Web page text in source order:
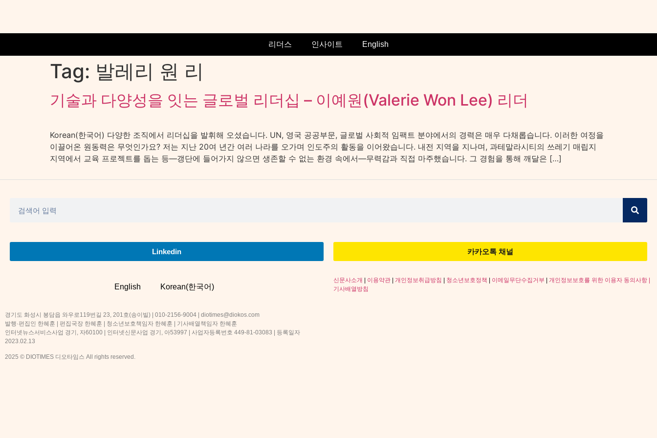
리더스 인사이트 English
Tag: 발레리 원 리
기술과 다양성을 잇는 글로벌 리더십 – 이예원(Valerie Won Lee) 리더
Korean(한국어) 다양한 조직에서 리더십을 발휘해 오셨습니다. UN, 영국 공공부문, 글로벌 사회적 임팩트 분야에서의 경력은 매우 다채롭습니다. 이러한 여정을
이끌어온 원동력은 무엇인가요? 저는 지난 20여 년간 여러 나라를 오가며 인도주의 활동을 이어왔습니다. 내전 지역을 지나며, 과테말라시티의 쓰레기 매립지
지역에서 교육 프로젝트를 돕는 등—갱단에 들어가지 않으면 생존할 수 없는 환경 속에서—무력감과 직접 마주했습니다. 그 경험을 통해 깨달은 […]
Linkedin 카카오톡 채널
English Korean(한국어)
신문사소개 이용약관 개인정보취급방침 청소년보호정책 이메일무단수집거부
개인정보보호를 위한 이용자 동의사항 |
기사배열방침
경기도 화성시 봉담읍 와우로119번길 23, 201호(송이빌) | 010-2156-9004 | diotimes@diokos.com
발행·편집인 한혜훈 | 편집국장 한혜훈 | 청소년보호책임자 한혜훈 | 기사배열책임자 한혜훈
인터넷뉴스서비스사업 경기, 자60100 | 인터넷신문사업 경기, 아53997 | 사업자등록번호 449-81-03083 | 등록일자
2023.02.13
2025 © DIOTIMES 디오타임스 All rights reserved.